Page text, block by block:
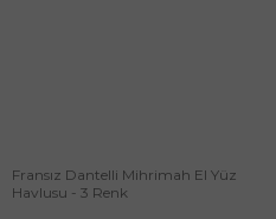
Fransız Dantelli Mihrimah El Yüz
Havlusu - 3 Renk